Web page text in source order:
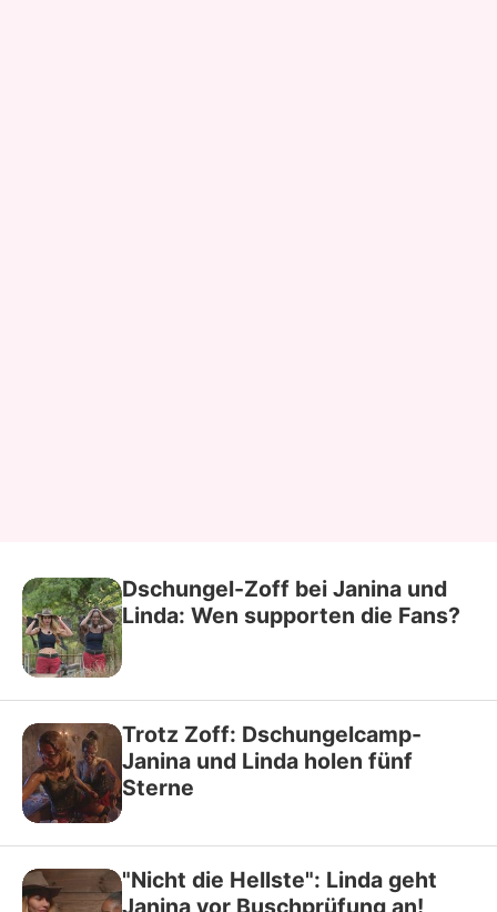
Dschungel-Zoff bei Janina und
Linda: Wen supporten die Fans?
Trotz Zoff: Dschungelcamp-
Janina und Linda holen fünf
Sterne
"Nicht die Hellste": Linda geht
Janina vor Buschprüfung an!